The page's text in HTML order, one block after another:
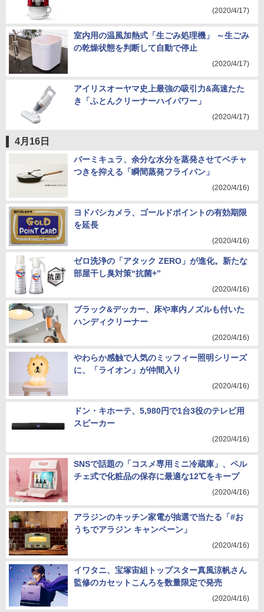
(2020/4/17)
室内用の温風加熱式「生ごみ処理機」 ～生ごみ
の乾燥状態を判断して自動で停止
(2020/4/17)
アイリスオーヤマ史上最強の吸引力&高速たた
き「ふとんクリーナーハイパワー」
(2020/4/17)
4月16日
バーミキュラ、余分な水分を蒸発させてベチャ
つきを抑える「瞬間蒸発フライパン」
(2020/4/16)
ヨドバシカメラ、ゴールドポイントの有効期限
を延長
(2020/4/16)
ゼロ洗浄の「アタック ZERO」が進化。新たな
部屋干し臭対策“抗菌+”
(2020/4/16)
ブラック&デッカー、床や車内ノズルも付いた
ハンディクリーナー
(2020/4/16)
やわらか感触で人気のミッフィー照明シリーズ
に、「ライオン」が仲間入り
(2020/4/16)
ドン・キホーテ、5,980円で1台3役のテレビ用
スピーカー
(2020/4/16)
SNSで話題の「コスメ専用ミニ冷蔵庫」、ペル
チェ式で化粧品の保存に最適な12℃をキープ
(2020/4/16)
アラジンのキッチン家電が抽選で当たる「#お
うちでアラジン キャンペーン」
(2020/4/16)
イワタニ、宝塚宙組トップスター真風涼帆さん
監修のカセットこんろを数量限定で発売
(2020/4/16)